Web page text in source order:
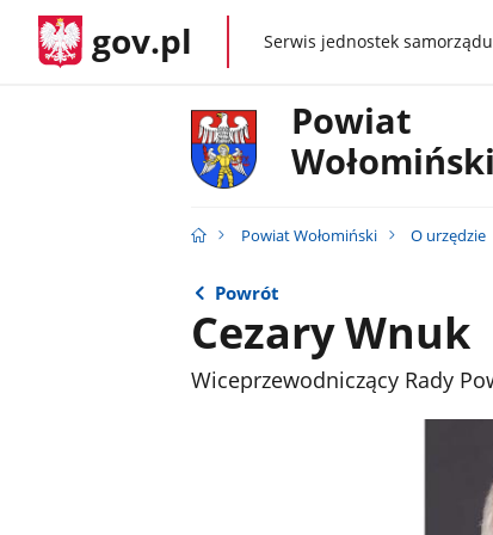
gov.pl gov.plSerwis jednostek
Powiat
Wołomiński
Powiat Wołomiński O urzędzie
Powrót
Cezary Wnuk
Wiceprzewodniczący Rady